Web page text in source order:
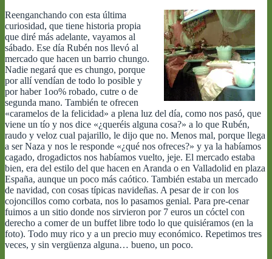
Reenganchando con esta última
curiosidad, que tiene historia propia
que diré más adelante, vayamos al
sábado. Ese día Rubén nos llevó al
mercado que hacen un barrio chungo.
Nadie negará que es chungo, porque
por allí vendían de todo lo posible y
por haber 1oo% robado, cutre o de
segunda mano. También te ofrecen
«caramelos de la felicidad» a plena luz del día, como nos pasó, que
viene un tío y nos dice «¿queréis alguna cosa?» a lo que Rubén,
raudo y veloz cual pajarillo, le dijo que no. Menos mal, porque llega
a ser Naza y nos le responde «¿qué nos ofreces?» y ya la habíamos
cagado, drogadictos nos habíamos vuelto, jeje. El mercado estaba
bien, era del estilo del que hacen en Aranda o en Valladolid en plaza
España, aunque un poco más caótico. También estaba un mercado
de navidad, con cosas típicas navideñas. A pesar de ir con los
cojoncillos como corbata, nos lo pasamos genial. Para pre-cenar
fuimos a un sitio donde nos sirvieron por 7 euros un cóctel con
derecho a comer de un buffet libre todo lo que quisiéramos (en la
foto). Todo muy rico y a un precio muy económico. Repetimos tres
veces, y sin vergüenza alguna… bueno, un poco.